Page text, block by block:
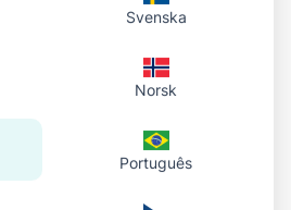
lataus Photo To URL:ään
lasketaan päivittäiseen
Svenska
Norsk
Português